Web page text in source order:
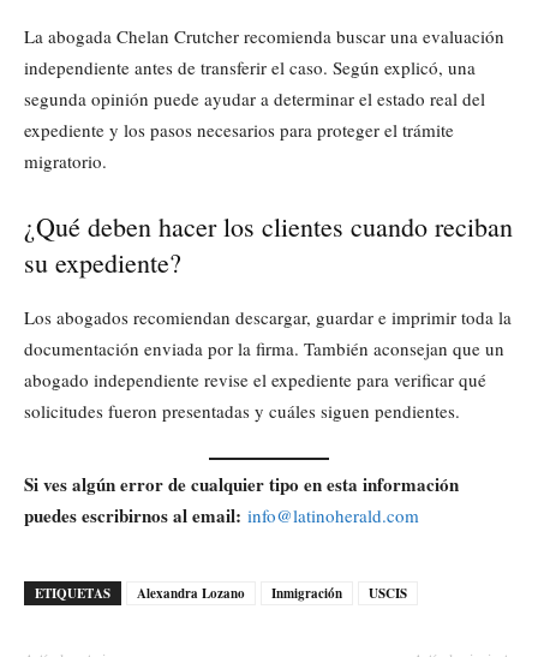
La abogada Chelan Crutcher recomienda buscar una evaluación
independiente antes de transferir el caso. Según explicó, una
segunda opinión puede ayudar a determinar el estado real del
expediente y los pasos necesarios para proteger el trámite
migratorio.
¿Qué deben hacer los clientes cuando reciban
su expediente?
Los abogados recomiendan descargar, guardar e imprimir toda la
documentación enviada por la firma. También aconsejan que un
abogado independiente revise el expediente para verificar qué
solicitudes fueron presentadas y cuáles siguen pendientes.
Si ves algún error de cualquier tipo en esta información
puedes escribirnos al email: info@latinoherald.com
ETIQUETAS Alexandra Lozano Inmigración USCIS